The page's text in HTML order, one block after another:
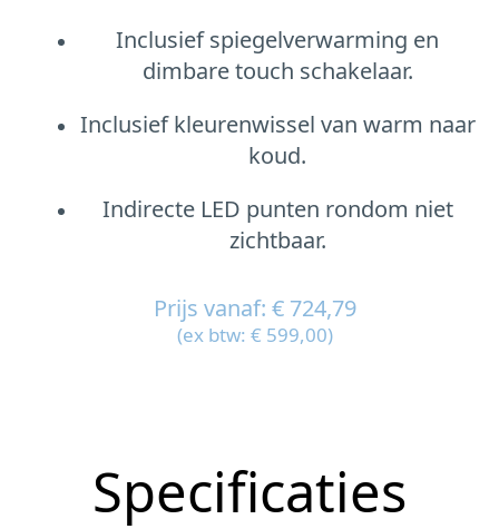
Inclusief spiegelverwarming en
dimbare touch schakelaar.
Inclusief kleurenwissel van warm naar
koud.
Indirecte LED punten rondom niet
zichtbaar.
Prijs vanaf: € 724,79
(ex btw: € 599,00)
Specificaties